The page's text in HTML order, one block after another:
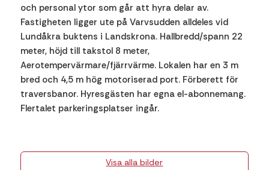
och personal ytor som går att hyra delar av.
Fastigheten ligger ute på Varvsudden alldeles vid
Lundåkra buktens i Landskrona. Hallbredd/spann 22
meter, höjd till takstol 8 meter,
Aerotempervärmare/fjärrvärme. Lokalen har en 3 m
bred och 4,5 m hög motoriserad port. Förberett för
traversbanor. Hyresgästen har egna el-abonnemang.
Flertalet parkeringsplatser ingår.
Visa alla bilder